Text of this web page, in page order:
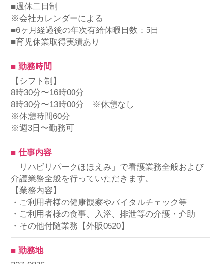
■週休二日制
※会社カレンダーによる
■6ヶ月経過後の年次有給休暇日数：5日
■育児休業取得実績あり
■ 勤務時間
【シフト制】
8時30分〜16時00分
8時30分〜13時00分 ※休憩なし
※休憩時間60分
※週3日〜勤務可
■ 仕事内容
「リハビリパークほほえみ」で看護業務全般および
介護業務全般を行っていただきます。
【業務内容】
・ご利用者様の健康観察やバイタルチェック等
・ご利用者様の食事、入浴、排泄等の介護・介助
・その他付随業務【外販0520】
■ 勤務地